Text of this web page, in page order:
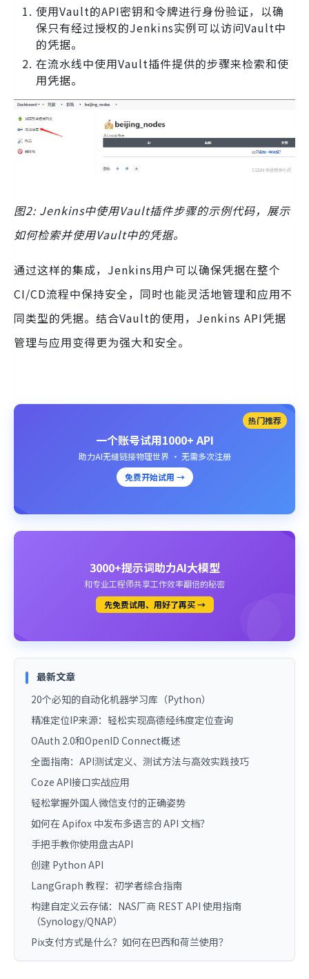
使用Vault的API密钥和令牌进行身份验证，以确
保只有经过授权的Jenkins实例可以访问Vault中
的凭据。
在流水线中使用Vault插件提供的步骤来检索和使
用凭据。
图2: Jenkins中使用Vault插件步骤的示例代码，展示
如何检索并使用Vault中的凭据。
通过这样的集成，Jenkins用户可以确保凭据在整个
CI/CD流程中保持安全，同时也能灵活地管理和应用不
同类型的凭据。结合Vault的使用，Jenkins API凭据
管理与应用变得更为强大和安全。
热门推荐
一个账号试用1000+ API
助力AI无缝链接物理世界 · 无需多次注册
免费开始试用 →
3000+提示词助力AI大模型
和专业工程师共享工作效率翻倍的秘密
先免费试用、用好了再买 →
最新文章
20个必知的自动化机器学习库（Python）
精准定位IP来源：轻松实现高德经纬度定位查询
OAuth 2.0和OpenID Connect概述
全面指南：API测试定义、测试方法与高效实践技巧
Coze API接口实战应用
轻松掌握外国人微信支付的正确姿势
如何在 Apifox 中发布多语言的 API 文档？
手把手教你使用盘古API
创建 Python API
LangGraph 教程：初学者综合指南
构建自定义云存储：NAS厂商 REST API 使用指南
（Synology/QNAP）
Pix支付方式是什么？如何在巴西和荷兰使用？